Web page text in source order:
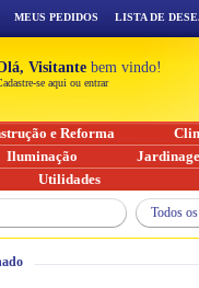
MEUS PEDIDOS LISTA DE
Visitante bem vindo!
se aqui ou entrar
e Reforma
Iluminação
Utilidades
Todos